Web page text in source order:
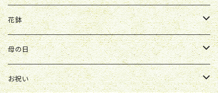
送別会
お供え
仏壇花
定期便
W&G
R&P
Y&O
お見舞い
送別会
開店祝い
Y&O
W&G
ソープフラワー
誕生日
お見舞い
送別会
お誕生日
お祝い
発表会
開店祝い
お祝い
花鉢
クレマチス
紫
母の日
花束
お祝い